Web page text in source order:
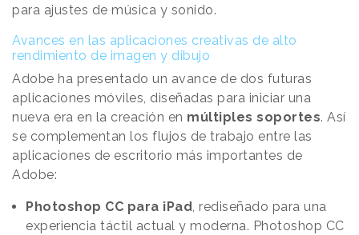
para ajustes de música y sonido.
Avances en las aplicaciones creativas de alto
rendimiento de imagen y dibujo
Adobe ha presentado un avance de dos futuras
aplicaciones móviles, diseñadas para iniciar una
nueva era en la creación en múltiples soportes. Así
se complementan los flujos de trabajo entre las
aplicaciones de escritorio más importantes de
Adobe:
Photoshop CC para iPad, rediseñado para una
experiencia táctil actual y moderna. Photoshop CC